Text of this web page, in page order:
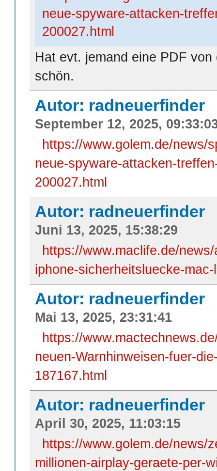
neue-spyware-attacken-
200027.html
Hat evt. jemand eine PDF
schön.
Autor: radneuerfinder
September 12, 2025,
https://www.golem.de/news/
neue-spyware-attacken-
200027.html
Autor: radneuerfinder
Juni 13, 2025, 15:38:29
https://www.maclife.de/
iphone-sicherheitsluecke-
Autor: radneuerfinder
Mai 13, 2025, 23:31:41
https://
neuen-Warnhinweisen-fuer-
187167.html
Autor: radneuerfinder
April 30, 2025, 11:03:15
https://www.golem.de/news/
millionen-airplay-geraete-per-